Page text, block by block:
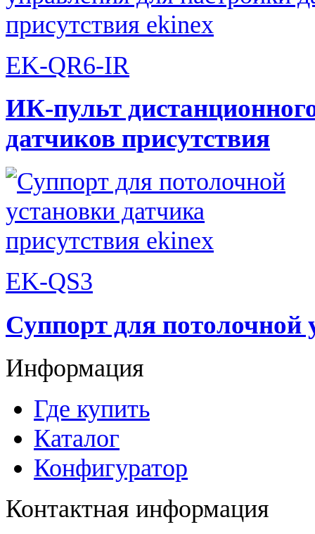
EK-QR6-IR
ИК-пульт
датчиков присутствия
EK-QS3
Суппорт для потолочной
Информация
Где купить
Каталог
Конфигуратор
Контактная информация